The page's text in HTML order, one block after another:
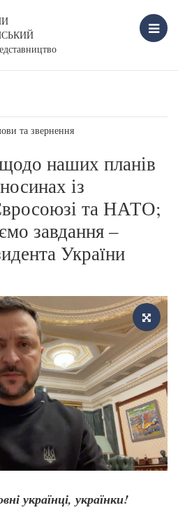
та звернення
наших планів
із
та НАТО;
завдання –
України
українці, українки!